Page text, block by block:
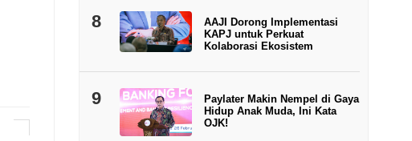
8
AAJI Dorong Implementasi
KAPJ untuk Perkuat
Kolaborasi Ekosistem
9
Paylater Makin Nempel di Gaya
Hidup Anak Muda, Ini Kata
OJK!